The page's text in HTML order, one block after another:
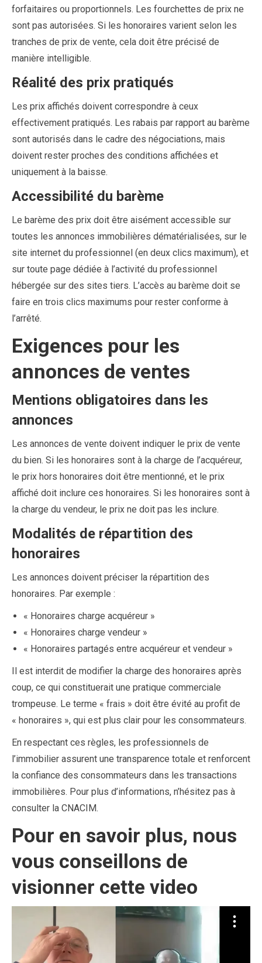
forfaitaires ou proportionnels. Les fourchettes de prix ne
sont pas autorisées. Si les honoraires varient selon les
tranches de prix de vente, cela doit être précisé de
manière intelligible.
Réalité des prix pratiqués
Les prix affichés doivent correspondre à ceux
effectivement pratiqués. Les rabais par rapport au barème
sont autorisés dans le cadre des négociations, mais
doivent rester proches des conditions affichées et
uniquement à la baisse.
Accessibilité du barème
Le barème des prix doit être aisément accessible sur
toutes les annonces immobilières dématérialisées, sur le
site internet du professionnel (en deux clics maximum), et
sur toute page dédiée à l’activité du professionnel
hébergée sur des sites tiers. L’accès au barème doit se
faire en trois clics maximums pour rester conforme à
l’arrêté.
Exigences pour les
annonces de ventes
Mentions obligatoires dans les
annonces
Les annonces de vente doivent indiquer le prix de vente
du bien. Si les honoraires sont à la charge de l’acquéreur,
le prix hors honoraires doit être mentionné, et le prix
affiché doit inclure ces honoraires. Si les honoraires sont à
la charge du vendeur, le prix ne doit pas les inclure.
Modalités de répartition des
honoraires
Les annonces doivent préciser la répartition des
honoraires. Par exemple :
« Honoraires charge acquéreur »
« Honoraires charge vendeur »
« Honoraires partagés entre acquéreur et vendeur »
Il est interdit de modifier la charge des honoraires après
coup, ce qui constituerait une pratique commerciale
trompeuse. Le terme « frais » doit être évité au profit de
« honoraires », qui est plus clair pour les consommateurs.
En respectant ces règles, les professionnels de
l’immobilier assurent une transparence totale et renforcent
la confiance des consommateurs dans les transactions
immobilières. Pour plus d’informations, n’hésitez pas à
consulter la CNACIM.
Pour en savoir plus, nous
vous conseillons de
visionner cette video